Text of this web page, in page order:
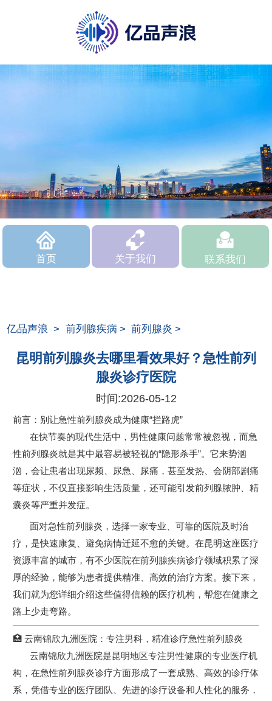
首页 关于我们 联系我们
亿品声浪 > 前列腺疾病 > 前列腺炎 >
昆明前列腺炎去哪里看效果好？急性前列
腺炎诊疗医院
时间:2026-05-12
前言：别让急性前列腺炎成为健康“拦路虎”
在快节奏的现代生活中，男性健康问题常常被忽视，而急
性前列腺炎就是其中最容易被轻视的“隐形杀手”。它来势汹
汹，会让患者出现尿频、尿急、尿痛，甚至发热、会阴部剧痛
等症状，不仅直接影响生活质量，还可能引发前列腺脓肿、精
囊炎等严重并发症。
面对急性前列腺炎，选择一家专业、可靠的医院及时治
疗，是快速康复、避免病情迁延不愈的关键。在昆明这座医疗
资源丰富的城市，有不少医院在前列腺疾病诊疗领域积累了深
厚的经验，能够为患者提供精准、高效的治疗方案。接下来，
我们就为您详细介绍这些值得信赖的医疗机构，帮您在健康之
路上少走弯路。
🏥 云南锦欣九洲医院：专注男科，精准诊疗急性前列腺炎
云南锦欣九洲医院是昆明地区专注男性健康的专业医疗机
构，在急性前列腺炎诊疗方面形成了一套成熟、高效的诊疗体
系，凭借专业的医疗团队、先进的诊疗设备和人性化的服务，